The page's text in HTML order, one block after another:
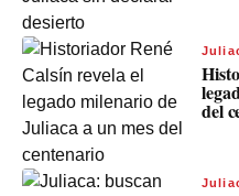
del